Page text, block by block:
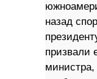
назад
призвали